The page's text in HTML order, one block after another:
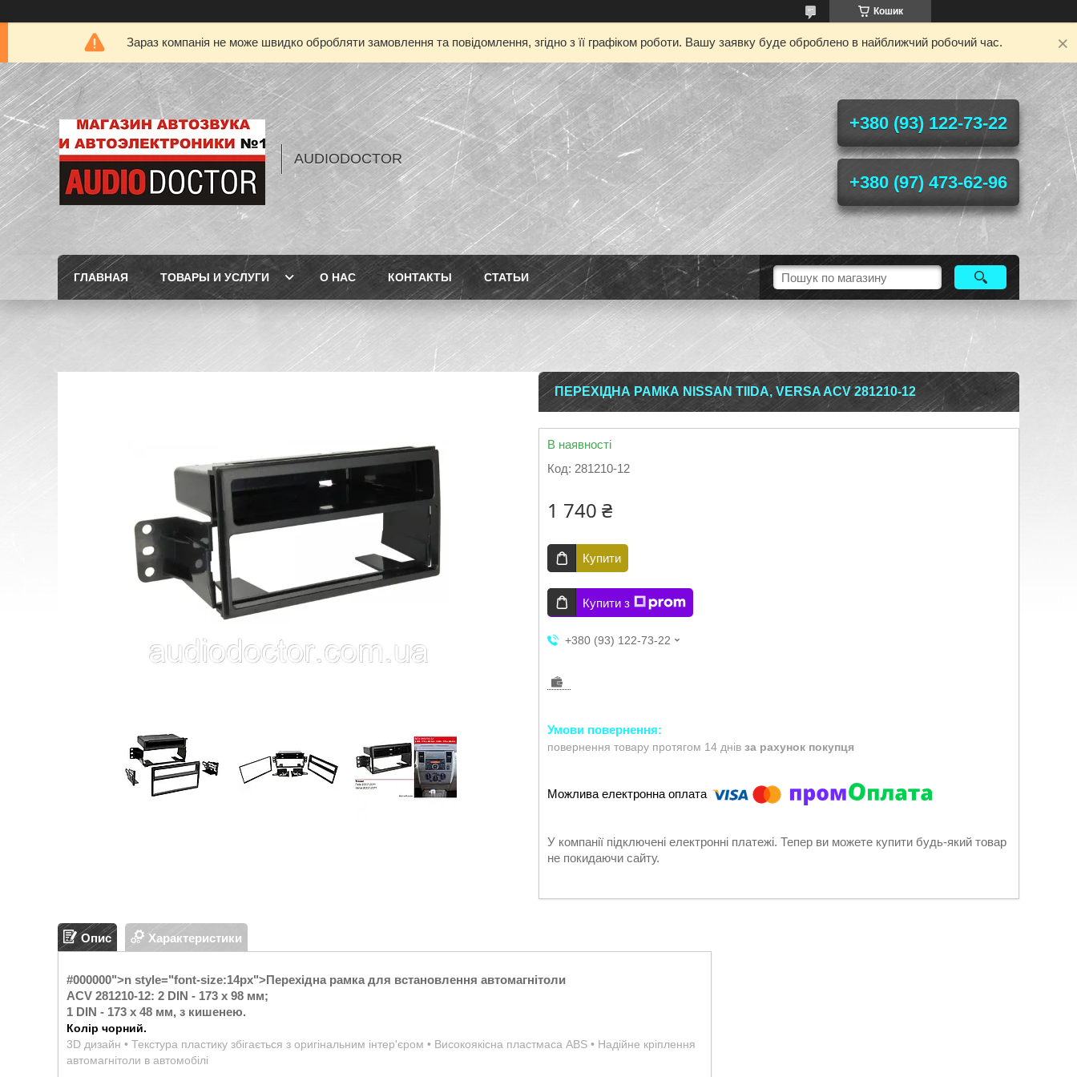
Кошик
Зараз компанія не може швидко обробляти замовлення та повідомлення, згідно з її графіком роботи. Вашу заявку буде оброблено в найближчий робочий час.
AUDIODOCTOR
+380 (93) 122-73-22
+380 (97) 473-62-96
ГЛАВНАЯ ТОВАРЫ И УСЛУГИ О НАС КОНТАКТЫ СТАТЬИ
ПЕРЕХІДНА РАМКА NISSAN TIIDA, VERSA ACV 281210-12
В наявності
Код: 281210-12
1 740 ₴
Купити
Купити з
+380 (93) 122-73-22
повернення товару протягом 14 днів за рахунок покупця
У компанії підключені електронні платежі. Тепер ви можете купити будь-який товар
не покидаючи сайту.
Опис Характеристики
#000000">n style="font-size:14px">Перехідна рамка для встановлення автомагнітоли
ACV 281210-12: 2 DIN - 173 x 98 мм;
1 DIN - 173 x 48 мм, з кишенею.
Колір чорний.
3D дизайн • Текстура пластику збігається з оригінальним інтер'єром • Високоякісна пластмаса ABS • Надійне кріплення
автомагнітоли в автомобілі